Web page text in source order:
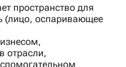
пространство для
(лицо, оспаривающее
отрасли,